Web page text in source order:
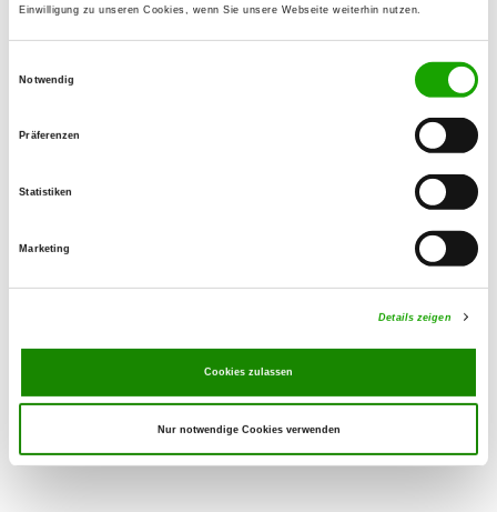
Einwilligung zu unseren Cookies, wenn Sie unsere Webseite weiterhin nutzen.
Notwendig
Präferenzen
Statistiken
Marketing
Details zeigen
Cookies zulassen
Nur notwendige Cookies verwenden
Vom 01. - 05. Mai 2024 fand die WUSV-
Weltmeisterschaft UNIVERSAL in
Einzelsieger.
Foto: Jessica Kleemann und Patricia